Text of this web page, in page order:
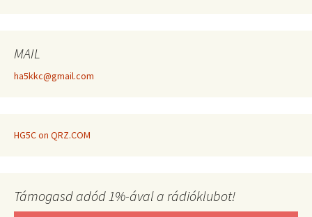
MAIL
ha5kkc@gmail.com
HG5C on QRZ.COM
Támogasd adód 1%-ával a rádióklubot!